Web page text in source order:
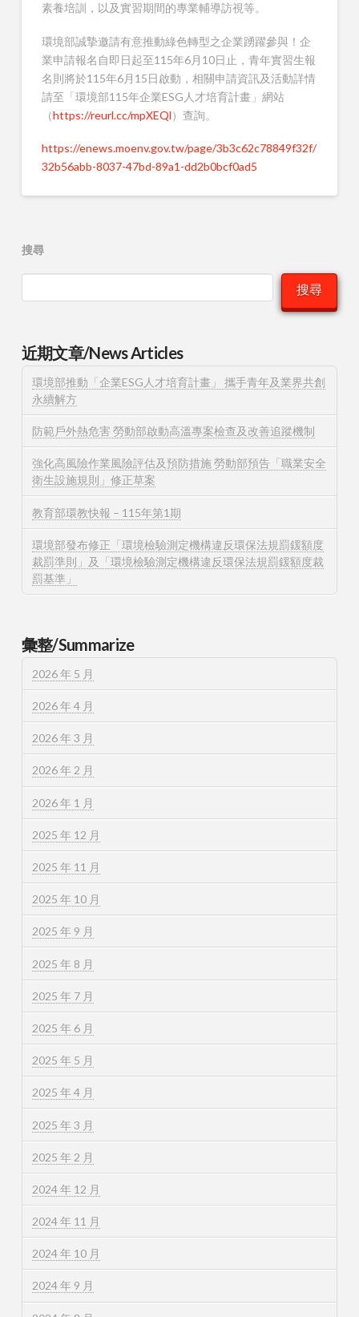
素養培訓，以及實習期間的專業輔導訪視等。
環境部誠摯邀請有意推動綠色轉型之企業踴躍參與！企
業申請報名自即日起至115年6月10日止，青年實習生報
名則將於115年6月15日啟動，相關申請資訊及活動詳情
請至「環境部115年企業ESG人才培育計畫」網站
（https://reurl.cc/mpXEQl）查詢。
https://enews.moenv.gov.tw/page/3b3c62c78849f32f/
32b56abb-8037-47bd-89a1-dd2b0bcf0ad5
搜尋
搜尋
近期文章/News Articles
環境部推動「企業ESG人才培育計畫」 攜手青年及業界共創
永續解方
防範戶外熱危害 勞動部啟動高溫專案檢查及改善追蹤機制
強化高風險作業風險評估及預防措施 勞動部預告「職業安全
衛生設施規則」修正草案
教育部環教快報 – 115年第1期
環境部發布修正「環境檢驗測定機構違反環保法規罰鍰額度
裁罰準則」及「環境檢驗測定機構違反環保法規罰鍰額度裁
罰基準」
彙整/Summarize
2026 年 5 月
2026 年 4 月
2026 年 3 月
2026 年 2 月
2026 年 1 月
2025 年 12 月
2025 年 11 月
2025 年 10 月
2025 年 9 月
2025 年 8 月
2025 年 7 月
2025 年 6 月
2025 年 5 月
2025 年 4 月
2025 年 3 月
2025 年 2 月
2024 年 12 月
2024 年 11 月
2024 年 10 月
2024 年 9 月